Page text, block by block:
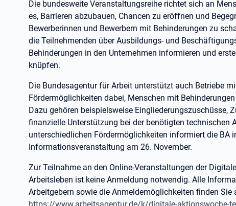
Die bundesweite Veranstaltungsreihe richtet sich an
es, Barrieren abzubauen, Chancen zu eröffnen und
Bewerberinnen und Bewerbern mit Behinderungen zu
die Teilnehmenden über Ausbildungs- und
Behinderungen in den Unternehmen informieren und
knüpfen.
Die Bundesagentur für Arbeit unterstützt auch Betriebe
Fördermöglichkeiten dabei, Menschen mit
Dazu gehören beispielsweise Eingliederungszuschüsse,
finanzielle Unterstützung bei der benötigten technischen
unterschiedlichen Fördermöglichkeiten informiert die BA
Informationsveranstaltung am 26. November.
Zur Teilnahme an den Online-Veranstaltungen der
Arbeitsleben ist keine Anmeldung notwendig. Alle
Arbeitgebern sowie die Anmeldemöglichkeiten finden Sie